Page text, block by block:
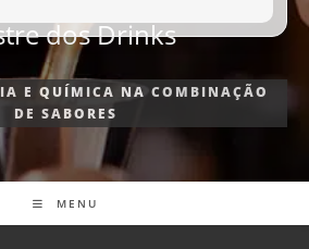
dos Drinks
E QUÍMICA NA COMBINAÇÃO
DE SABORES
MENU